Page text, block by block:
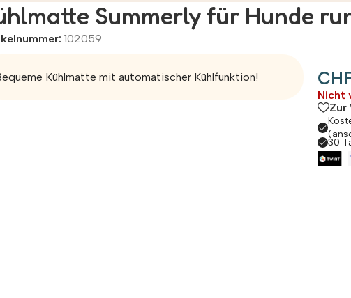
Summerly für Hunde
102059
Kühlmatte mit automatischer Kühlfunktion!
Nicht
Zur
30